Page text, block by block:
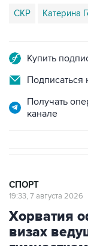
Подписаться
Получать
Хорватия
визах